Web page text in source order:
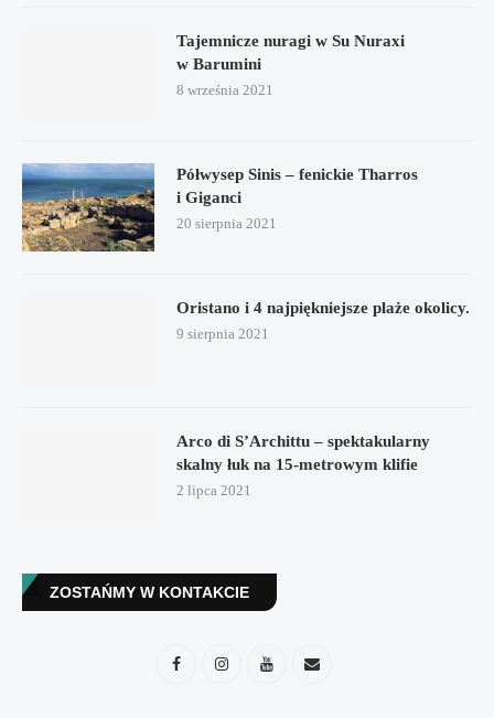
Tajemnicze nuragi w Su Nuraxi
w Barumini
8 września 2021
Półwysep Sinis – fenickie Tharros
i Giganci
20 sierpnia 2021
Oristano i 4 najpiękniejsze plaże okolicy.
9 sierpnia 2021
Arco di S’Archittu – spektakularny
skalny łuk na 15-metrowym klifie
2 lipca 2021
ZOSTAŃMY W KONTAKCIE